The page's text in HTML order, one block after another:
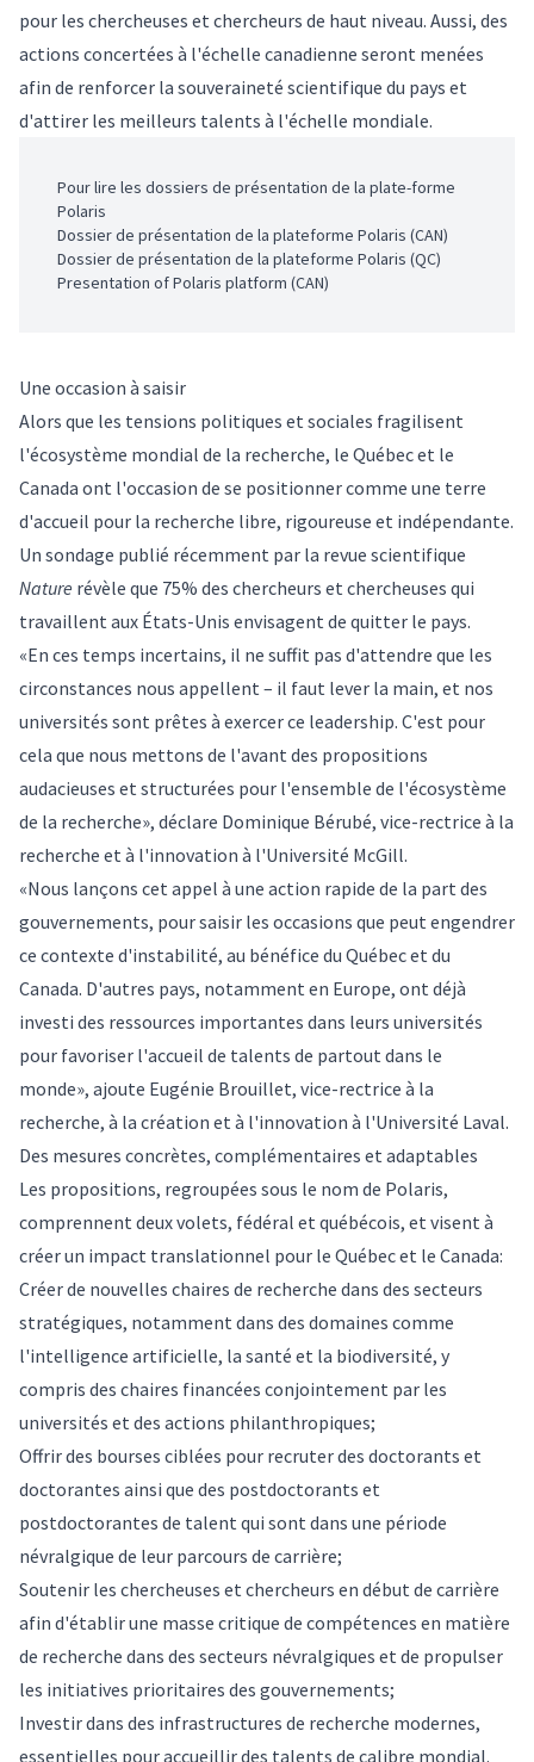
pour les chercheuses et chercheurs de haut niveau. Aussi, des
actions concertées à l'échelle canadienne seront menées
afin de renforcer la souveraineté scientifique du pays et
d'attirer les meilleurs talents à l'échelle mondiale.
Pour lire les dossiers de présentation de la plate-forme
Polaris
Dossier de présentation de la plateforme Polaris (CAN)
Dossier de présentation de la plateforme Polaris (QC)
Presentation of Polaris platform (CAN)
Une occasion à saisir
Alors que les tensions politiques et sociales fragilisent
l'écosystème mondial de la recherche, le Québec et le
Canada ont l'occasion de se positionner comme une terre
d'accueil pour la recherche libre, rigoureuse et indépendante.
Un sondage publié récemment par la revue scientifique
Nature révèle que 75% des chercheurs et chercheuses qui
travaillent aux États-Unis envisagent de quitter le pays.
«En ces temps incertains, il ne suffit pas d'attendre que les
circonstances nous appellent – il faut lever la main, et nos
universités sont prêtes à exercer ce leadership. C'est pour
cela que nous mettons de l'avant des propositions
audacieuses et structurées pour l'ensemble de l'écosystème
de la recherche», déclare Dominique Bérubé, vice-rectrice à la
recherche et à l'innovation à l'Université McGill.
«Nous lançons cet appel à une action rapide de la part des
gouvernements, pour saisir les occasions que peut engendrer
ce contexte d'instabilité, au bénéfice du Québec et du
Canada. D'autres pays, notamment en Europe, ont déjà
investi des ressources importantes dans leurs universités
pour favoriser l'accueil de talents de partout dans le
monde», ajoute Eugénie Brouillet, vice-rectrice à la
recherche, à la création et à l'innovation à l'Université Laval.
Des mesures concrètes, complémentaires et adaptables
Les propositions, regroupées sous le nom de Polaris,
comprennent deux volets, fédéral et québécois, et visent à
créer un impact translationnel pour le Québec et le Canada:
Créer de nouvelles chaires de recherche dans des secteurs
stratégiques, notamment dans des domaines comme
l'intelligence artificielle, la santé et la biodiversité, y
compris des chaires financées conjointement par les
universités et des actions philanthropiques;
Offrir des bourses ciblées pour recruter des doctorants et
doctorantes ainsi que des postdoctorants et
postdoctorantes de talent qui sont dans une période
névralgique de leur parcours de carrière;
Soutenir les chercheuses et chercheurs en début de carrière
afin d'établir une masse critique de compétences en matière
de recherche dans des secteurs névralgiques et de propulser
les initiatives prioritaires des gouvernements;
Investir dans des infrastructures de recherche modernes,
essentielles pour accueillir des talents de calibre mondial.